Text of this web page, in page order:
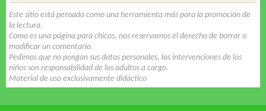
Este sitio está pensado como una herramienta más para la promoción de
la lectura.
Como es una página para chicos, nos reservamos el derecho de borrar o
modificar un comentario.
Pedimos que no pongan sus datos personales, las intervenciones de los
niños son responsabilidad de los adultos a cargo.
Material de uso exclusivamente didáctico